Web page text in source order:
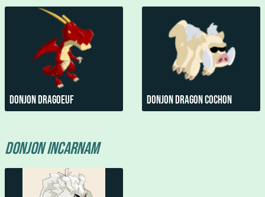
Donjon Dragoeuf Donjon dragon cochon
Donjon Incarnam